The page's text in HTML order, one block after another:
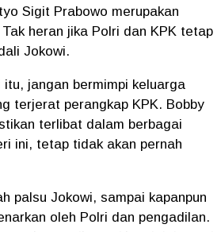
Sigit Prabowo merupakan
heran jika Polri dan KPK tetap
Jokowi.
jangan bermimpi keluarga
terjerat perangkap KPK. Bobby
terlibat dalam berbagai
ini, tetap tidak akan pernah
palsu Jokowi, sampai kapanpun
oleh Polri dan pengadilan.